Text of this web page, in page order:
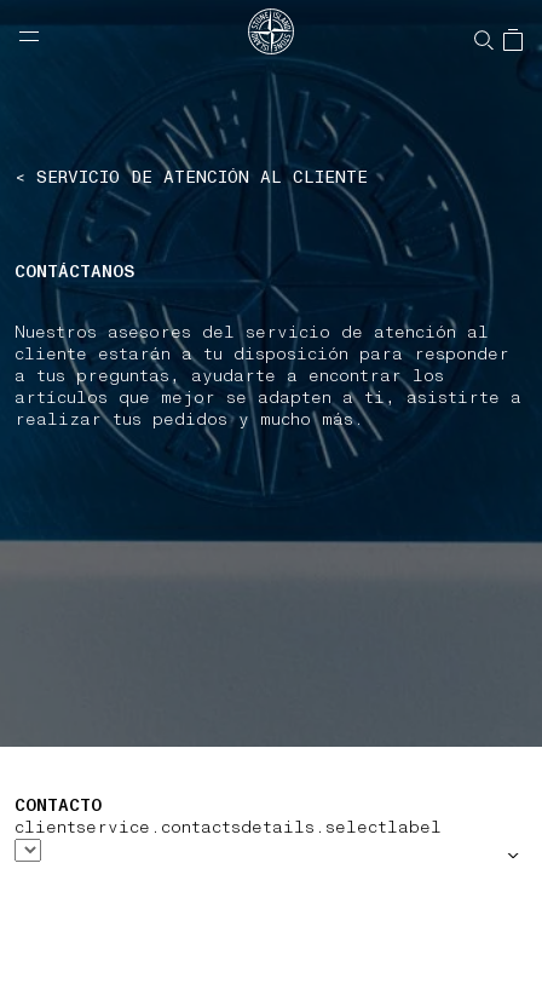
NAVIGATION.ARIA.GOTOMAINCONTENT
LABEL.SHOPPINGCOUNTRY ESTADOS UNIDOS
< SERVICIO DE ATENCIÓN AL CLIENTE
CONTÁCTANOS
Nuestros asesores del servicio de atención al
cliente estarán a tu disposición para responder
a tus preguntas, ayudarte a encontrar los
artículos que mejor se adapten a ti, asistirte a
realizar tus pedidos y mucho más.
CONTACTO
clientservice.contactsdetails.selectlabel